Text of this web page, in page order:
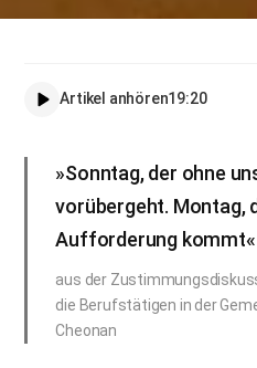
Artikel anhören19:20
»Sonntag, der ohne
vorübergeht. Montag,
Aufforderung kommt«
aus der
die Berufstätigen in der
Cheonan